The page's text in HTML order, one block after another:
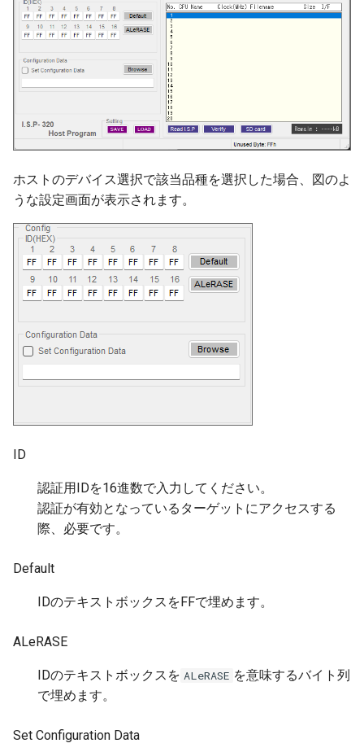
（用語）FUNC/DATA/
（用語）I.S.Pファイル
（用語）ROMサム
ホストのデバイス選択で該当品種を選択した場合、図のよ
うな設定画面が表示されます。
ID
認証用IDを16進数で入力してください。
認証が有効となっているターゲットにアクセスする
際、必要です。
Default
IDのテキストボックスをFFで埋めます。
ALeRASE
IDのテキストボックスを ALeRASE を意味するバイト列
で埋めます。
Set Configuration Data